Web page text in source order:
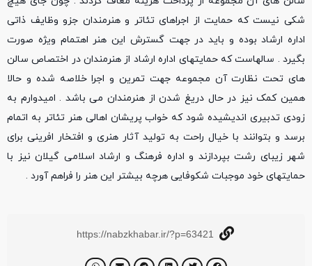
شکی نیست که حمایت از اجراهای تئاتر و هنرمندان جزو وظایف ذاتی
اداره ارشاد بوده و باید در جهت گسترش این هنر اهتمام ویژه صورت
بگیرد . سالهاست که حمایتهای اداره ارشاد از هنرمندان در اختصاص سالن
های تحت نظارت آن مجموعه جهت تمرین و اجرا خلاصه شده و حالا
همین کمک نیز در حال دریغ شدن از هنرمندان می باشد . امیدوارم به
زودی تدبیری اندیشیده شود که خواب پریشان اهالی هنر تئاتر به اتمام
برسد و بتوانند با خیال راحت به تولید آثار هنری و افتخار افرینی برای
شهر زیبای رشت بپردازند و اداره فرهنگ و ارشاد اسلامی گیلان نیز با
حمایتهای خود موجبات شکوفایی هرچه بیشتر این هنر را فراهم آورد .
https://nabzkhabar.ir/?p=63421